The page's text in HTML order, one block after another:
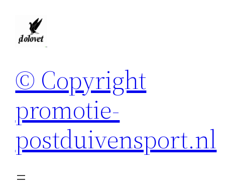
© Copyright
promotie-
postduivensport.nl